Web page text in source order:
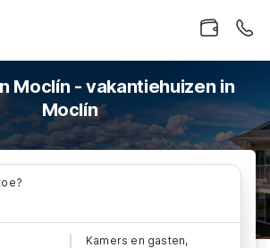
Moclín - vakantiehuizen in
Moclín
Kamers en gasten,